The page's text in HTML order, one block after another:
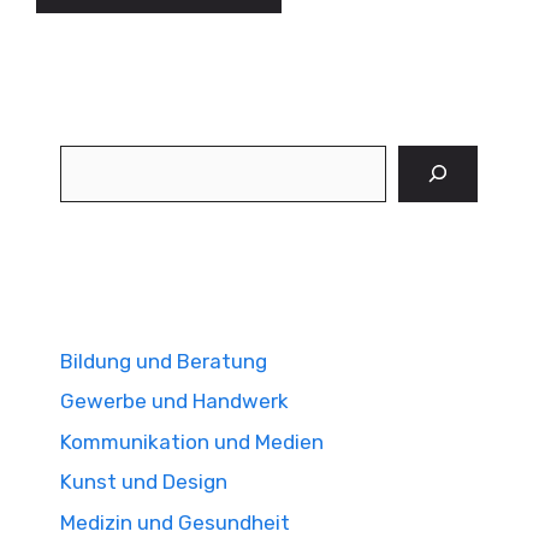
Bildung und Beratung
Gewerbe und Handwerk
Kommunikation und Medien
Kunst und Design
Medizin und Gesundheit